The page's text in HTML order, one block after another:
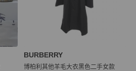
BURBERRY
博柏利其他羊毛大衣黑色二手女款